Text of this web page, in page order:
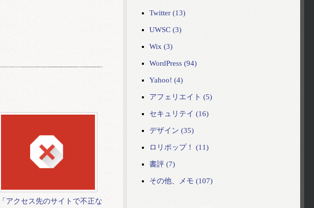
「アクセス先のサイトで不正な
Twitter (13)
UWSC (3)
Wix (3)
WordPress (94)
Yahoo! (4)
アフェリエイト (5)
セキュリテイ (16)
デザイン (35)
ロリポップ！ (11)
書評 (7)
その他、メモ (107)